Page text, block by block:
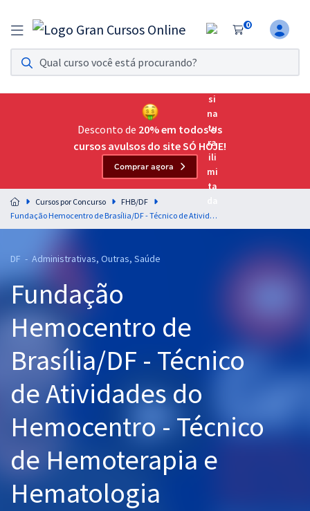
0
Assinatura Ilimitada 11
Acesso a todos os cursos. Teste grátis por 7 dias!
Assinatura OAB Até Passar
Acesso ilimitado a toda preparação para o Exame da
Residências Multiprofissionais
Preparação completa e intensiva para as principais
residências em saúde do Brasil
Cursos 20% OFF
Graduação
OAB
Questões grátis
Desconto de 20% em todos os
cursos avulsos do site SÓ HOJE!
Comprar agora
Cursos por Concurso
FHB/DF
Fundação Hemocentro de Brasília/DF - Técnico de Atividades do Hemocentro - Técnico de Hemoterapia e Hematologia
DF - Administrativas, Outras, Saúde
Fundação
Hemocentro de
Brasília/DF - Técnico
de Atividades do
Hemocentro - Técnico
de Hemoterapia e
Hematologia